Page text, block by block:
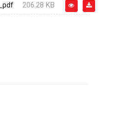
206.28 KB